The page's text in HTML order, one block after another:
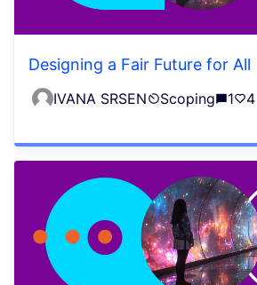
Designing a Fair Future for All
IVANA SRSEN Scoping 1 4